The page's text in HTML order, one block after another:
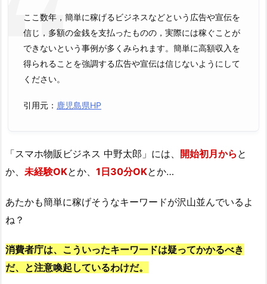
ここ数年，簡単に稼げるビジネスなどという広告や宣伝を
信じ，多額の金銭を支払ったものの，実際には稼ぐことが
できないという事例が多くみられます。簡単に高額収入を
得られることを強調する広告や宣伝は信じないようにして
ください。
引用元： 鹿児島県HP
「スマホ物販ビジネス 中野太郎」には、 開始初月から と
か、 未経験OKとか、 1日30分OKとか…
あたかも簡単に稼げそうなキーワードが沢山並んでいるよ
ね？
消費者庁は、こういったキーワードは疑ってかかるべき
だ、と注意喚起しているわけだ。